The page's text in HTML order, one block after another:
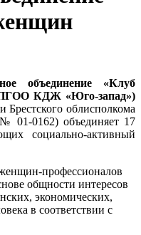
объединение «Клуб
КДЖ «Юго-запад»)
Брестского облисполкома
№ 01-0162) объединяет 17
социально-активный
профессионалов
общности интересов
экономических,
в соответствии с